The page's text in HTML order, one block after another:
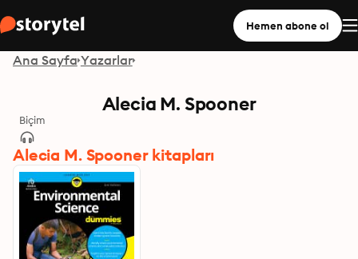
Hemen abone ol
Ana Sayfa Yazarlar
Alecia M. Spooner
Biçim
Alecia M. Spooner kitapları